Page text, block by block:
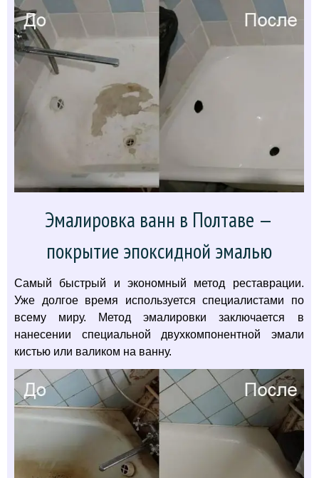
Эмалировка ванн в Полтаве —
покрытие эпоксидной эмалью
Самый быстрый и экономный метод реставрации.
Уже долгое время используется специалистами по
всему миру. Метод эмалировки заключается в
нанесении специальной двухкомпонентной эмали
кистью или валиком на ванну.